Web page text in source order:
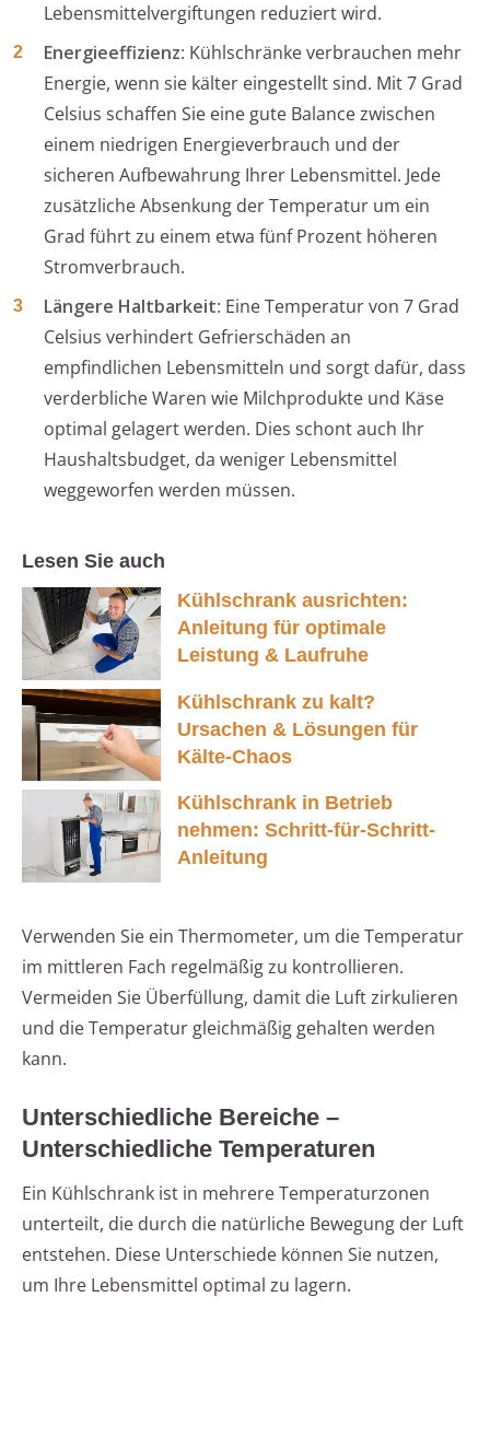
Lebensmittelvergiftungen reduziert wird.
Energieeffizienz: Kühlschränke verbrauchen mehr
Energie, wenn sie kälter eingestellt sind. Mit 7 Grad
Celsius schaffen Sie eine gute Balance zwischen
einem niedrigen Energieverbrauch und der
sicheren Aufbewahrung Ihrer Lebensmittel. Jede
zusätzliche Absenkung der Temperatur um ein
Grad führt zu einem etwa fünf Prozent höheren
Stromverbrauch.
Längere Haltbarkeit: Eine Temperatur von 7 Grad
Celsius verhindert Gefrierschäden an
empfindlichen Lebensmitteln und sorgt dafür, dass
verderbliche Waren wie Milchprodukte und Käse
optimal gelagert werden. Dies schont auch Ihr
Haushaltsbudget, da weniger Lebensmittel
weggeworfen werden müssen.
Lesen Sie auch
Kühlschrank ausrichten:
Anleitung für optimale
Leistung & Laufruhe
Kühlschrank zu kalt?
Ursachen & Lösungen für
Kälte-Chaos
Kühlschrank in Betrieb
nehmen: Schritt-für-Schritt-
Anleitung
Verwenden Sie ein Thermometer, um die Temperatur
im mittleren Fach regelmäßig zu kontrollieren.
Vermeiden Sie Überfüllung, damit die Luft zirkulieren
und die Temperatur gleichmäßig gehalten werden
kann.
Unterschiedliche Bereiche –
Unterschiedliche Temperaturen
Ein Kühlschrank ist in mehrere Temperaturzonen
unterteilt, die durch die natürliche Bewegung der Luft
entstehen. Diese Unterschiede können Sie nutzen,
um Ihre Lebensmittel optimal zu lagern.